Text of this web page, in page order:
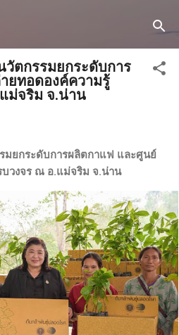
ปที่เนื้อหาหลัก
ตกรรมยกระดับการ
ยทอดองค์ความรู้
ม่จริม จ.น่าน
มยกระดับการผลิตกาแฟ และศูนย์
วงจร ณ อ.แม่จริม จ.น่าน